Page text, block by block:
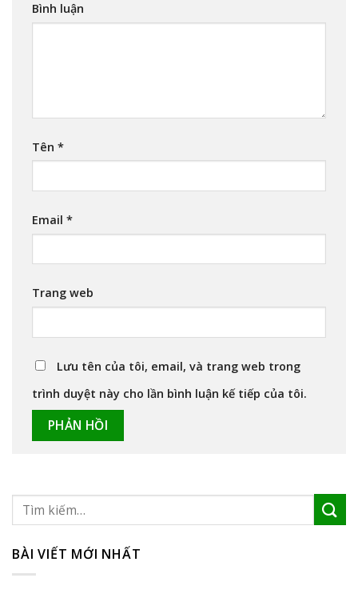
Bình luận
Tên *
Email *
Trang web
Lưu tên của tôi, email, và trang web trong
trình duyệt này cho lần bình luận kế tiếp của tôi.
BÀI VIẾT MỚI NHẤT